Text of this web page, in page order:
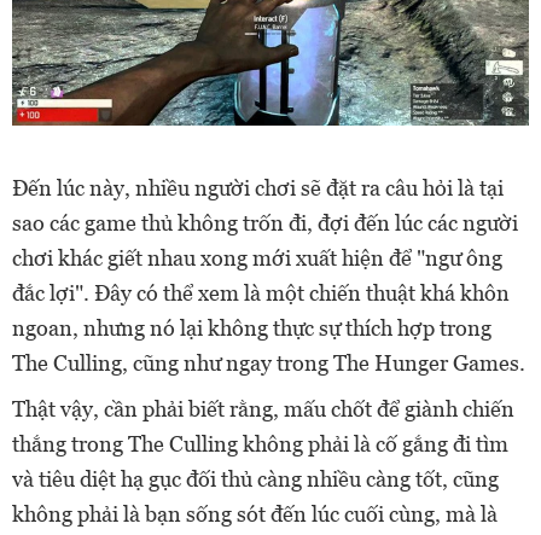
Đến lúc này, nhiều người chơi sẽ đặt ra câu hỏi là tại
sao các game thủ không trốn đi, đợi đến lúc các người
chơi khác giết nhau xong mới xuất hiện để "ngư ông
đắc lợi". Đây có thể xem là một chiến thuật khá khôn
ngoan, nhưng nó lại không thực sự thích hợp trong
The Culling, cũng như ngay trong The Hunger Games.
Thật vậy, cần phải biết rằng, mấu chốt để giành chiến
thắng trong The Culling không phải là cố gắng đi tìm
và tiêu diệt hạ gục đối thủ càng nhiều càng tốt, cũng
không phải là bạn sống sót đến lúc cuối cùng, mà là